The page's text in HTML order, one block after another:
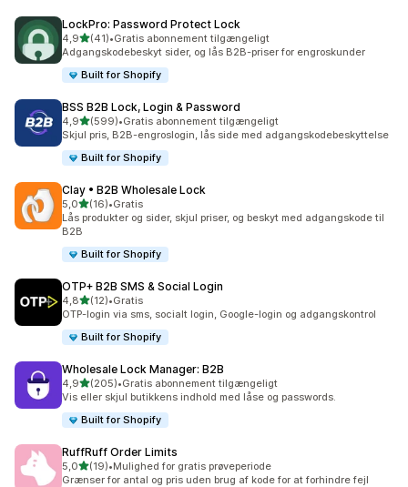
LockPro: Password Protect Lock
4,9ud af 5 stjerner
(41)
41 anmeldelser i alt
•Gratis abonnement tilgængeligt
Adgangskodebeskyt sider, og lås B2B-priser for engroskunder
Built for Shopify
BSS B2B Lock, Login & Password
4,9ud af 5 stjerner
(599)
599 anmeldelser i alt
•Gratis abonnement tilgængeligt
Skjul pris, B2B-engroslogin, lås side med adgangskodebeskyttelse
Built for Shopify
Clay • B2B Wholesale Lock
5,0ud af 5 stjerner
(16)
16 anmeldelser i alt
•Gratis
Lås produkter og sider, skjul priser, og beskyt med adgangskode til
B2B
Built for Shopify
OTP+ B2B SMS & Social Login
4,8ud af 5 stjerner
(12)
12 anmeldelser i alt
•Gratis
OTP-login via sms, socialt login, Google-login og adgangskontrol
Built for Shopify
Wholesale Lock Manager: B2B
4,9ud af 5 stjerner
(205)
205 anmeldelser i alt
•Gratis abonnement tilgængeligt
Vis eller skjul butikkens indhold med låse og passwords.
Built for Shopify
RuffRuff Order Limits
5,0ud af 5 stjerner
(19)
19 anmeldelser i alt
•Mulighed for gratis prøveperiode
Grænser for antal og pris uden brug af kode for at forhindre fejl